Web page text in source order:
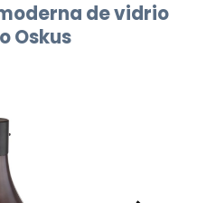
de vidrio
Oskus